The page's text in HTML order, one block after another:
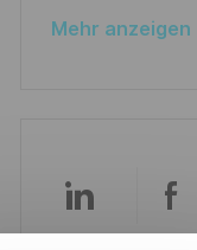
u
r
t
Mehr anzeigen
Über